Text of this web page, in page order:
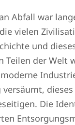
Abfall war
vielen
und
Teilen der Welt
Die